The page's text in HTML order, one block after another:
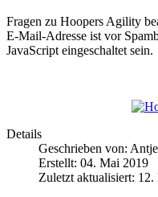
Fragen zu Hoopers Agility
E-Mail-Adresse ist vor
JavaScript eingeschaltet sein.
Details
Geschrieben von:
Erstellt: 04. Mai 2019
Zuletzt aktualisiert: